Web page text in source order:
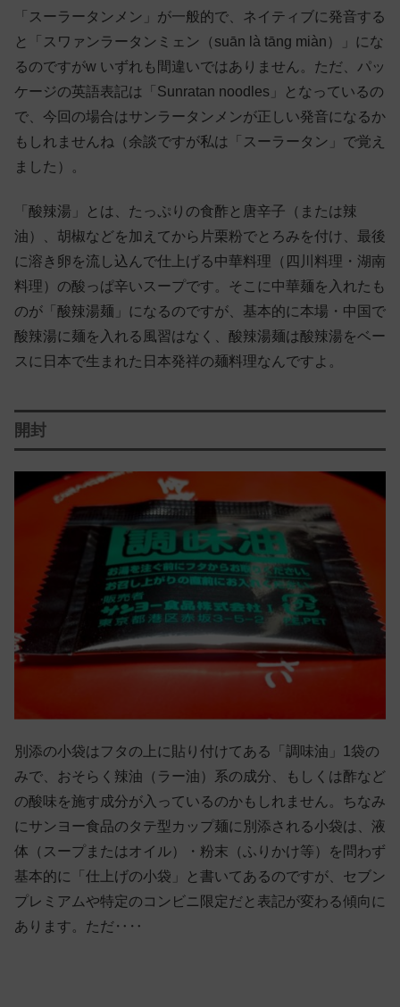
「スーラータンメン」が一般的で、ネイティブに発音する
と「スワァンラータンミェン（suān là tāng miàn）」にな
るのですがw いずれも間違いではありません。ただ、パッ
ケージの英語表記は「Sunratan noodles」となっているの
で、今回の場合はサンラータンメンが正しい発音になるか
もしれませんね（余談ですが私は「スーラータン」で覚え
ました）。
「酸辣湯」とは、たっぷりの食酢と唐辛子（または辣
油）、胡椒などを加えてから片栗粉でとろみを付け、最後
に溶き卵を流し込んで仕上げる中華料理（四川料理・湖南
料理）の酸っぱ辛いスープです。そこに中華麺を入れたも
のが「酸辣湯麺」になるのですが、基本的に本場・中国で
酸辣湯に麺を入れる風習はなく、酸辣湯麺は酸辣湯をベー
スに日本で生まれた日本発祥の麺料理なんですよ。
開封
別添の小袋はフタの上に貼り付けてある「調味油」1袋の
みで、おそらく辣油（ラー油）系の成分、もしくは酢など
の酸味を施す成分が入っているのかもしれません。ちなみ
にサンヨー食品のタテ型カップ麺に別添される小袋は、液
体（スープまたはオイル）・粉末（ふりかけ等）を問わず
基本的に「仕上げの小袋」と書いてあるのですが、セブン
プレミアムや特定のコンビニ限定だと表記が変わる傾向に
あります。ただ‥‥